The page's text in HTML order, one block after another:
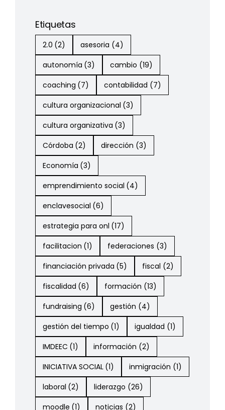
Etiquetas
2.0 (2) asesoria (4)
autonomía (3) cambio (19)
coaching (7) contabilidad (7)
cultura organizacional (3)
cultura organizativa (3)
Córdoba (2) dirección (3)
Economía (3)
emprendimiento social (4)
enclavesocial (6)
estrategia para onl (17)
facilitacion (1) federaciones (3)
financiación privada (5) fiscal (2)
fiscalidad (6) formación (13)
fundraising (6) gestión (4)
gestión del tiempo (1) igualdad (1)
IMDEEC (1) información (2)
INICIATIVA SOCIAL (1) inmigración (1)
laboral (2) liderazgo (26)
moodle (1) noticias (2)